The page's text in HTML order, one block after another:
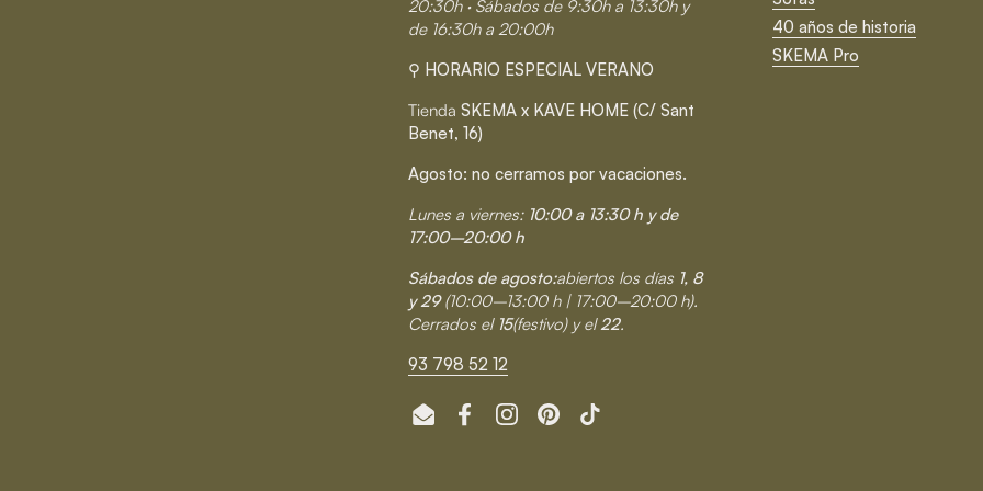
20:30h · Sábados de 9:30h a 13:30h y
de 16:30h a 20:00h
⚲ HORARIO ESPECIAL VERANO
Tienda SKEMA x KAVE HOME (C/ Sant
Benet, 16)
Agosto: no cerramos por vacaciones.
Lunes a viernes: 10:00 a 13:30 h y de
17:00–20:00 h
Sábados de agosto:abiertos los días 1, 8
y 29(10:00–13:00 h | 17:00–20:00 h).
Cerrados el 15(festivo) y el22.
93 798 52 12
EmailFacebookInstagram
PinterestTikTok
40 años de historia
SKEMA Pro